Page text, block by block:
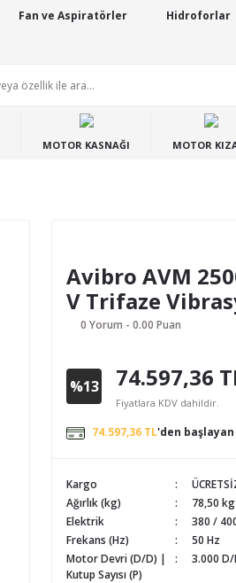
Fan ve Aspiratörler Hidroforlar
MOTOR KASNAĞI MOTOR
Avibro AVM
V Trifaze
0 Yorum - 0.00 Puan
%13 74.597,36
Fiyatlara KDV dahildir.
74.597,36 TL'den
Kargo
Ağırlık (kg)
78,50 kg
Elektrik
380 /
Frekans (Hz)
50 Hz
Motor Devri (D/D) |
Kutup Sayısı (P)
3.000